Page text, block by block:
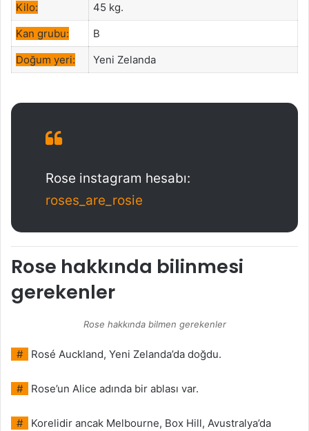
Kilo:
45 kg.
Kan grubu:
B
Doğum yeri:
Yeni Zelanda
Rose instagram hesabı:
roses_are_rosie
Rose hakkında bilinmesi
gerekenler
Rose hakkında bilmen gerekenler
# Rosé Auckland, Yeni Zelanda’da doğdu.
# Rose’un Alice adında bir ablası var.
#
Korelidir ancak Melbourne, Box Hill, Avustralya’da